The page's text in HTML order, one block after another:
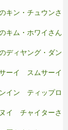
キン・チュウンさ
キム・ホワイさん
ディヤング・ダン
ーイ スムサーイ
イン ティップロ
イ チャイターさ